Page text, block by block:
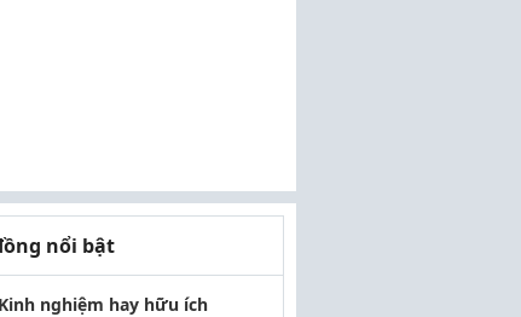
nổi bật
Kinh nghiệm hay hữu ích